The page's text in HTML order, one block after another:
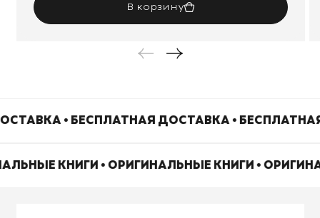
В корзину
• БЕСПЛАТНАЯ ДОСТАВКА •
КНИГИ • ОРИГИНАЛЬНЫЕ КНИГИ •